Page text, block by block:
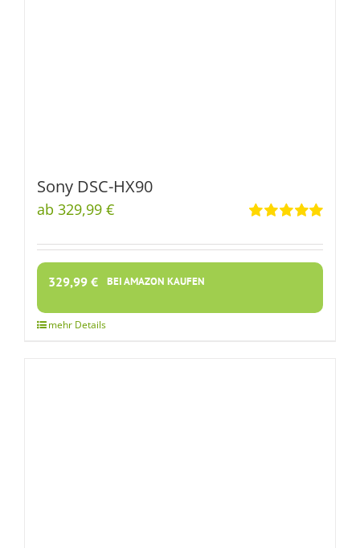
Sony DSC-HX90
out of 5
ab 329,99 €
329,99 € BEI AMAZON KAUFEN